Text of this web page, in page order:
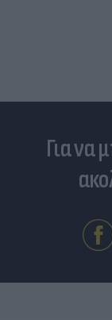
Για να